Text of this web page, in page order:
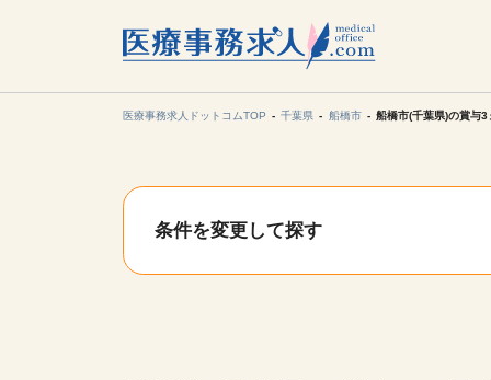
医療事務求人ドットコムTOP 千葉県 船橋市 船橋市(千葉県)の賞与3
条件を変更して探す